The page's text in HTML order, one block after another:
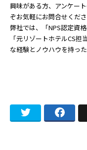
興味がある方、アンケー
ぞお気軽にお問合せくださ
弊社では、「NPS認定資
「元リゾートホテルCS
な経験とノウハウを持っ